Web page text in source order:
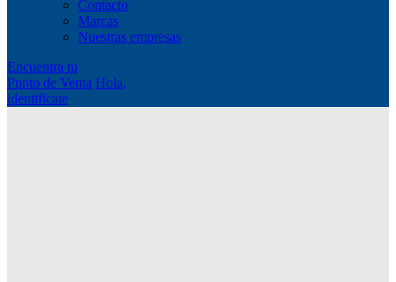
Contacto
Marcas
Nuestras empresas
Encuentra tu
Punto de Venta Hola,
identificate